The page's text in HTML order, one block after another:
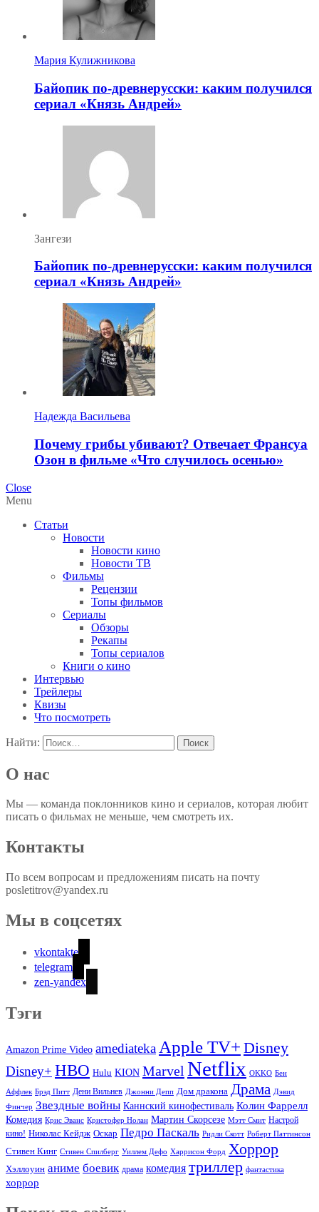
Мария Кулижникова
Байопик по-древнерусски: каким получился
сериал «Князь Андрей»
Зангези
Байопик по-древнерусски: каким получился
сериал «Князь Андрей»
Надежда Васильева
Почему грибы убивают? Отвечает Франсуа
Озон в фильме «Что случилось осенью»
Close
Menu
Статьи
Новости
Новости кино
Новости ТВ
Фильмы
Рецензии
Топы фильмов
Сериалы
Обзоры
Рекапы
Топы сериалов
Книги о кино
Интервью
Трейлеры
Квизы
Что посмотреть
Найти:
О нас
Мы — команда поклонников кино и сериалов, которая любит
писать о фильмах не меньше, чем смотреть их.
Контакты
По всем вопросам и предложениям писать на почту
posletitrov@yandex.ru
Мы в соцсетях
vkontakte
telegram
zen-yandex
Тэги
Amazon Prime Video amediateka Apple TV+ Disney
Disney+ HBO Hulu KION Marvel Netflix OKKO Бен
Аффлек Брэд Питт Дени Вильнев Джонни Депп Дом дракона Драма Дэвид
Финчер Звездные войны Каннский кинофестиваль Колин Фаррелл
Комедия Крис Эванс Кристофер Нолан Мартин Скорсезе Мэтт Смит Настрой
кино! Николас Кейдж Оскар Педро Паскаль Ридли Скотт Роберт Паттинсон
Стивен Кинг Стивен Спилберг Уиллем Дефо Харрисон Форд Хоррор
Хэллоуин аниме боевик драма комедия триллер фантастика
хоррор